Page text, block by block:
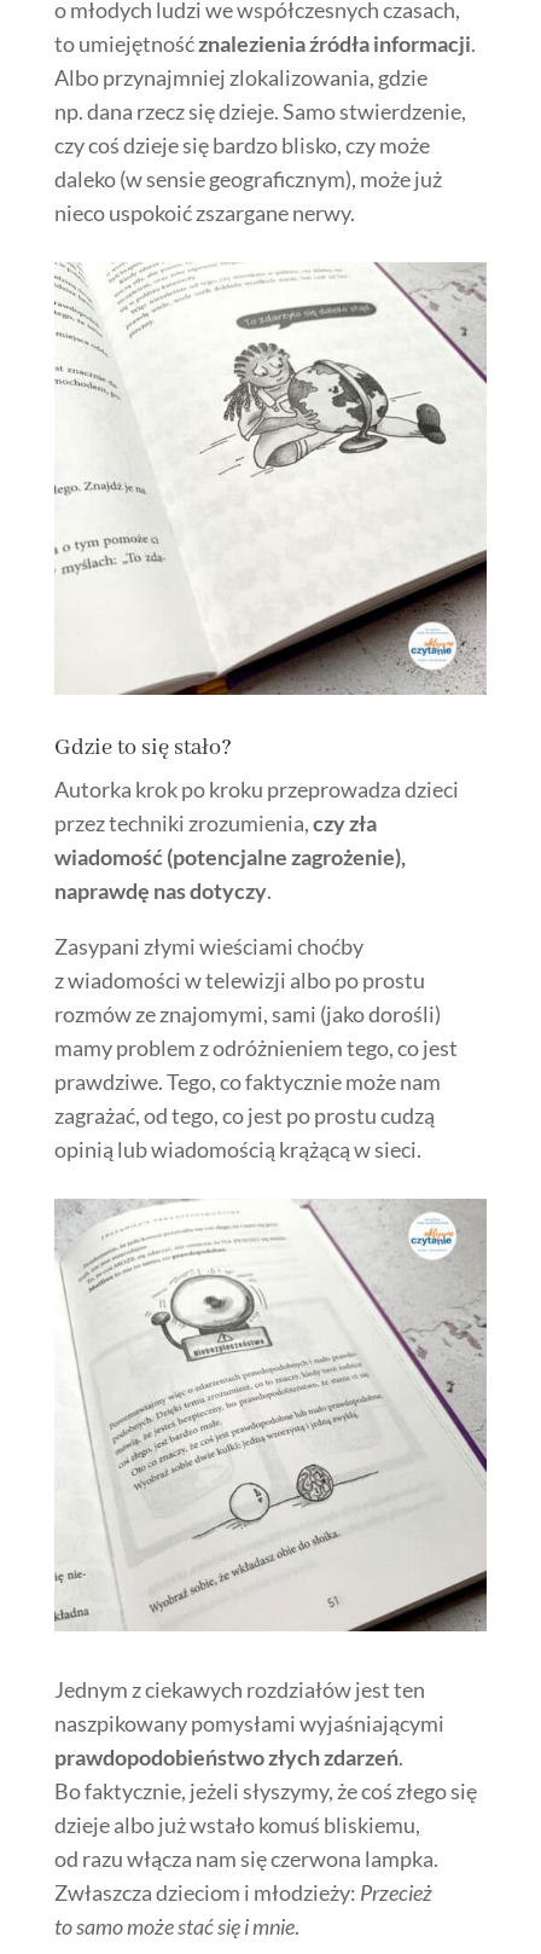
o młodych ludzi we współczesnych czasach,
to umiejętnośćznalezienia źródła informacji.
Albo przynajmniej zlokalizowania, gdzie
np. dana rzecz się dzieje. Samo stwierdzenie,
czy coś dzieje się bardzo blisko, czy może
daleko (w sensie geograficznym), może już
nieco uspokoić zszargane nerwy.
Gdzie to się stało?
Autorka krok po kroku przeprowadza dzieci
przez techniki zrozumienia,czy zła
wiadomość (potencjalne zagrożenie),
naprawdę nas dotyczy.
Zasypani złymi wieściami choćby
z wiadomości w telewizji albo po prostu
rozmów ze znajomymi, sami (jako dorośli)
mamy problem z odróżnieniem tego, co jest
prawdziwe. Tego, co faktycznie może nam
zagrażać, od tego, co jest po prostu cudzą
opinią lub wiadomością krążącą w sieci.
Jednym z ciekawych rozdziałów jest ten
naszpikowany pomysłami wyjaśniającymi
prawdopodobieństwo złych zdarzeń.
Bo faktycznie, jeżeli słyszymy, że coś złego się
dzieje albo już wstało komuś bliskiemu,
od razu włącza nam się czerwona lampka.
Zwłaszcza dzieciom i młodzieży: Przecież
to samo może stać się i mnie.